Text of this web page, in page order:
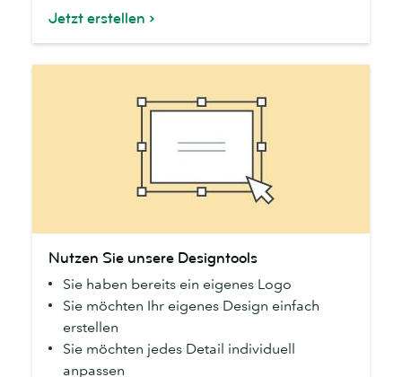
Jetzt erstellen
Sie
unsere
Designtools
Nutzen Sie unsere Designtools
Sie haben bereits ein eigenes Logo
Sie möchten Ihr eigenes Design einfach
erstellen
Sie möchten jedes Detail individuell
anpassen